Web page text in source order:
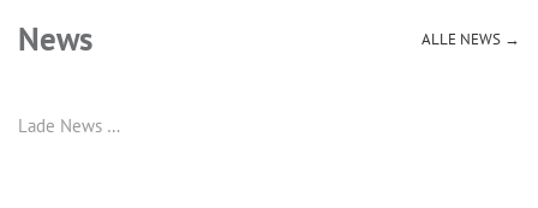
News ALLE NEWS →
Lade News …